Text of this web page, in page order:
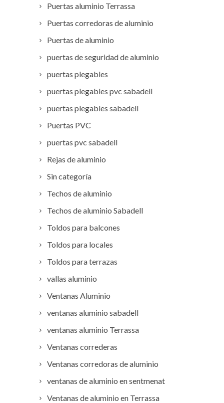
Puertas aluminio Terrassa
Puertas corredoras de aluminio
Puertas de aluminio
puertas de seguridad de aluminio
puertas plegables
puertas plegables pvc sabadell
puertas plegables sabadell
Puertas PVC
puertas pvc sabadell
Rejas de aluminio
Sin categoría
Techos de aluminio
Techos de aluminio Sabadell
Toldos para balcones
Toldos para locales
Toldos para terrazas
vallas aluminio
Ventanas Aluminio
ventanas aluminio sabadell
ventanas aluminio Terrassa
Ventanas correderas
Ventanas corredoras de aluminio
ventanas de aluminio en sentmenat
Ventanas de aluminio en Terrassa